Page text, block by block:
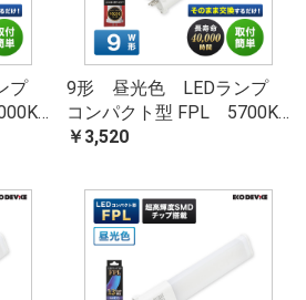
プ
9形 昼光色 LEDランプ
コンパクト型 FPL 5700K…
￥3,520